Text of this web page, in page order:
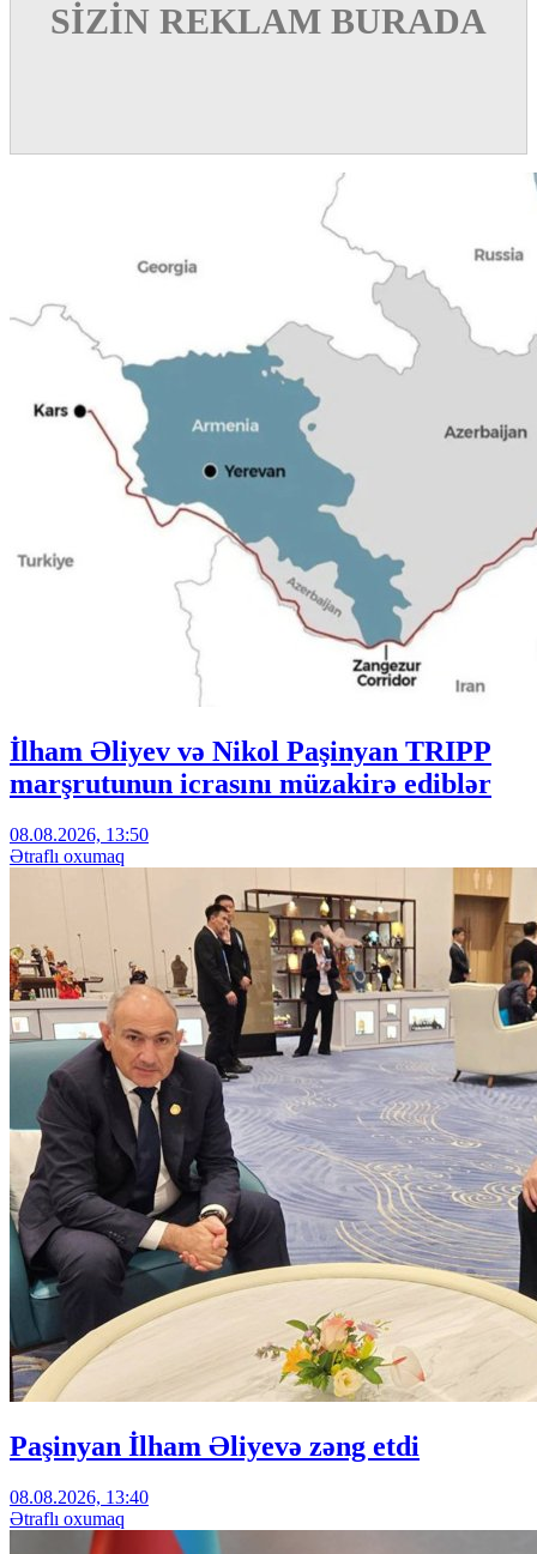
SİZİN REKLAM BURADA
İlham Əliyev və Nikol Paşinyan TRIPP
marşrutunun icrasını müzakirə ediblər
08.08.2026, 13:50
Ətraflı oxumaq
Paşinyan İlham Əliyevə zəng etdi
08.08.2026, 13:40
Ətraflı oxumaq